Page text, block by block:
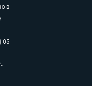
в
05